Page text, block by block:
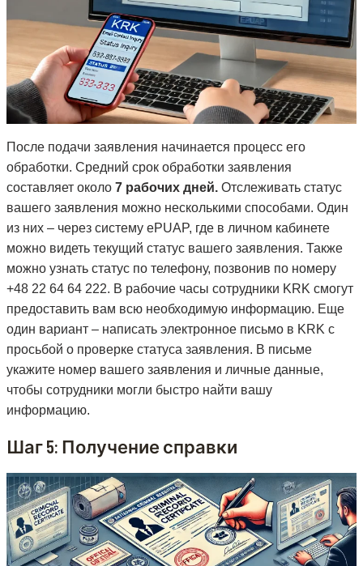
После подачи заявления начинается процесс его
обработки. Средний срок обработки заявления
составляет около 7 рабочих дней. Отслеживать статус
вашего заявления можно несколькими способами. Один
из них – через систему ePUAP, где в личном кабинете
можно видеть текущий статус вашего заявления. Также
можно узнать статус по телефону, позвонив по номеру
+48 22 64 64 222. В рабочие часы сотрудники KRK смогут
предоставить вам всю необходимую информацию. Еще
один вариант – написать электронное письмо в KRK с
просьбой о проверке статуса заявления. В письме
укажите номер вашего заявления и личные данные,
чтобы сотрудники могли быстро найти вашу
информацию.
Шаг 5: Получение справки